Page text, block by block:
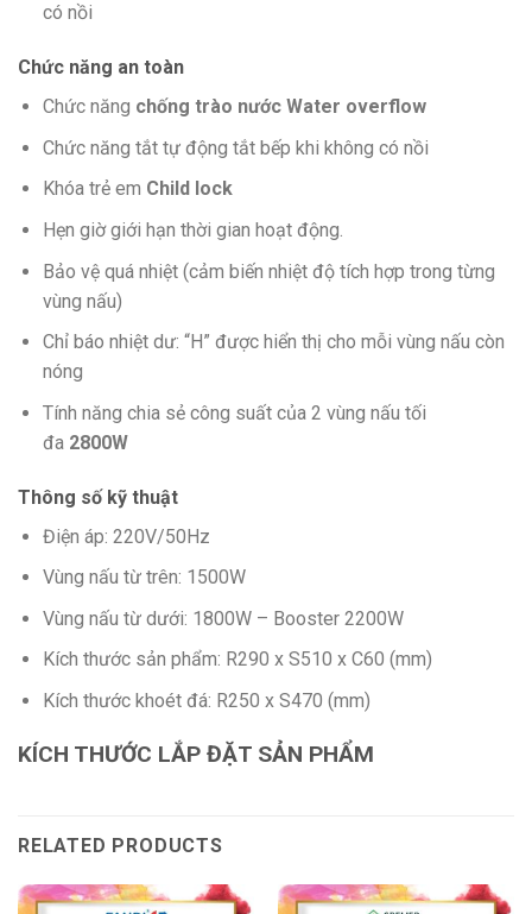
có nồi
Chức năng an toàn
Chức năng chống trào nước Water overflow
Chức năng tắt tự động tắt bếp khi không có nồi
Khóa trẻ em Child lock
Hẹn giờ giới hạn thời gian hoạt động.
Bảo vệ quá nhiệt (cảm biến nhiệt độ tích hợp trong từng
vùng nấu)
Chỉ báo nhiệt dư: “H” được hiển thị cho mỗi vùng nấu còn
nóng
Tính năng chia sẻ công suất của 2 vùng nấu tối
đa 2800W
Thông số kỹ thuật
Điện áp: 220V/50Hz
Vùng nấu từ trên: 1500W
Vùng nấu từ dưới: 1800W – Booster 2200W
Kích thước sản phẩm: R290 x S510 x C60 (mm)
Kích thước khoét đá: R250 x S470 (mm)
KÍCH THƯỚC LẮP ĐẶT SẢN PHẨM
RELATED PRODUCTS